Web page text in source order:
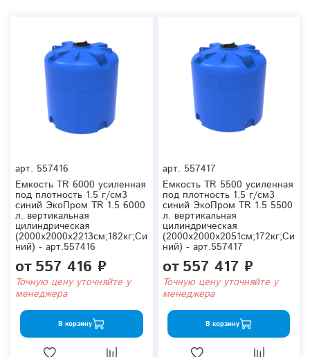
арт. 557416
Емкость TR 6000 усиленная
под плотность 1.5 г/см3
синий ЭкоПром TR 1.5 6000
л. вертикальная
цилиндрическая
(2000x2000x2213см;182кг;Си
ний) - арт.557416
от557 416 ₽
Точную цену уточняйте у
менеджера
В корзину
арт. 557417
Емкость TR 5500 усиленная
под плотность 1.5 г/см3
синий ЭкоПром TR 1.5 5500
л. вертикальная
цилиндрическая
(2000x2000x2051см;172кг;Си
ний) - арт.557417
от557 417 ₽
Точную цену уточняйте у
менеджера
В корзину